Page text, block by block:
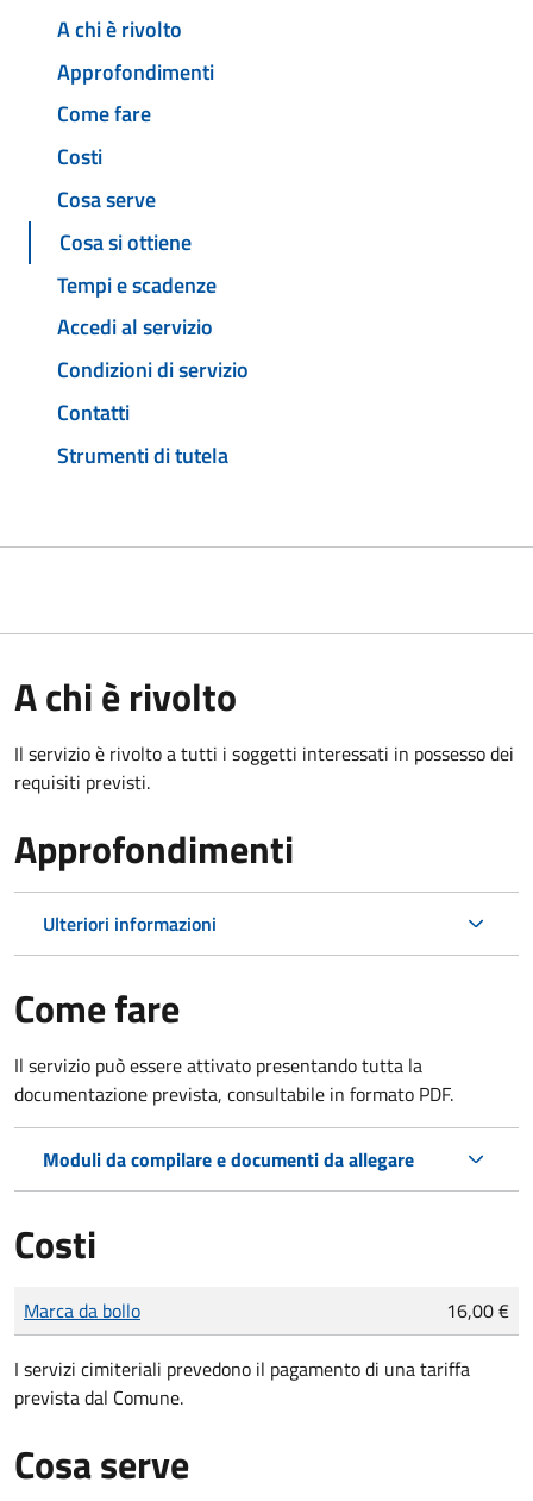
A chi è rivolto
Approfondimenti
Come fare
Costi
Cosa serve
Cosa si ottiene
Tempi e scadenze
Accedi al servizio
Condizioni di servizio
Contatti
Strumenti di tutela
A chi è rivolto
Il servizio è rivolto a tutti i soggetti interessati in possesso dei
requisiti previsti.
Approfondimenti
Ulteriori informazioni
Come fare
Il servizio può essere attivato presentando tutta la
documentazione prevista, consultabile in formato PDF.
Moduli da compilare e documenti da allegare
Costi
Tipo di pagamento
Importo
Marca da bollo 16,00 €
I servizi cimiteriali prevedono il pagamento di una tariffa
prevista dal Comune.
Cosa serve